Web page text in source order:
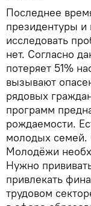
Последнее
президентуры и
исследовать
нет. Согласно
потеряет 51%
вызывают
рядовых
программ
рождаемости.
молодых семей.
Молодёжи
Нужно
привлекать
трудовом